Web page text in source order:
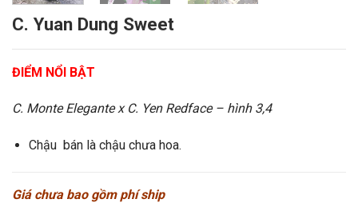
C. Yuan Dung Sweet
ĐIỂM NỔI BẬT
C. Monte Elegante x C. Yen Redface – hình 3,4
Chậu bán là chậu chưa hoa.
Giá chưa bao gồm phí ship